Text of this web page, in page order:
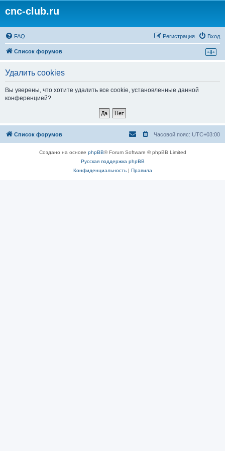
cnc-club.ru
FAQ Вход
Регистрация
Список форумов
Удалить cookies
Вы уверены, что хотите удалить все cookie, установленные данной
конференцией?
Список форумов Часовой пояс: UTC+03:00
Создано на основе phpBB® Forum Software © phpBB Limited
Русская поддержка phpBB
Конфиденциальность| Правила